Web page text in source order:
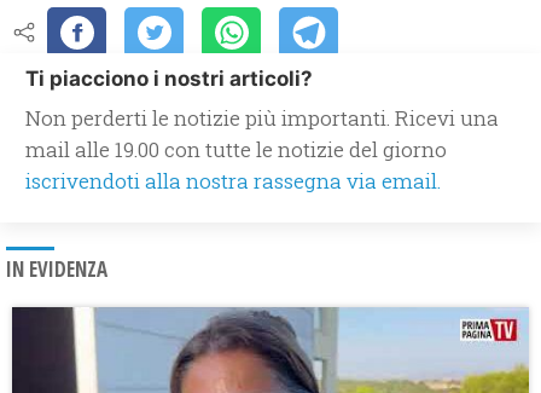
Ti piacciono i nostri articoli?
Non perderti le notizie più importanti. Ricevi una
mail alle 19.00 con tutte le notizie del giorno
iscrivendoti alla nostra rassegna via email.
IN EVIDENZA